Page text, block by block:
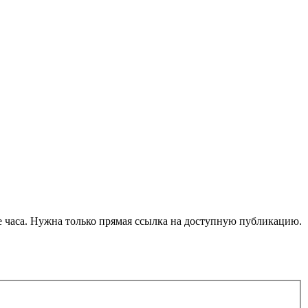
часа. Нужна только прямая ссылка на доступную публикацию.